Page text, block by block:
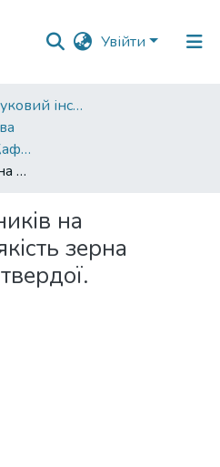
Увійти
Навчально-науковий інститут агротехнологій, селекції та екології
Друковані видання. Кафедра рослинництва
Вплив попередників на урожайність та якість зерна пшениці озимої твердої.
на
зерна